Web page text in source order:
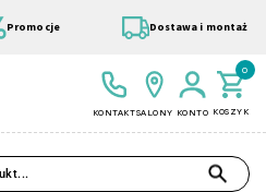
Promocje Dostawa i montaż
KONTAKTSALONY KONTO KOSZYK
0